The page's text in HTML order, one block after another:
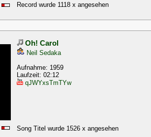
Record wurde 1118 x angesehen
Oh! Carol
Neil Sedaka
Aufnahme: 1959
Laufzeit: 02:12
qJWYxsTmTYw
Song Titel wurde 1526 x angesehen